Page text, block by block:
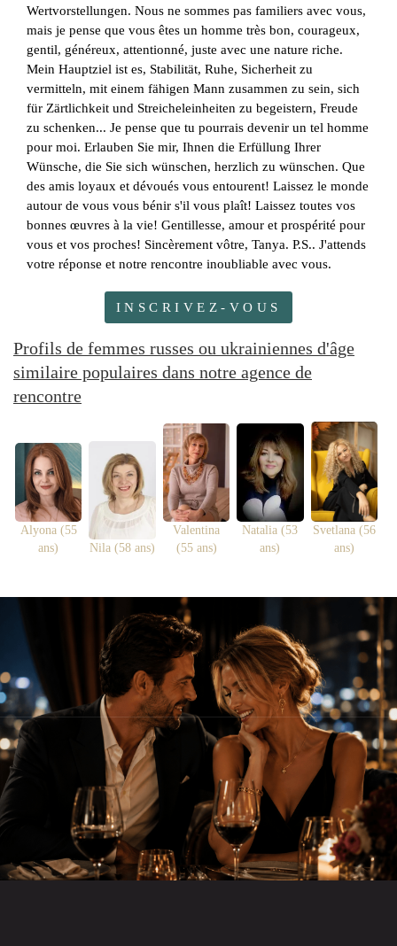
Wertvorstellungen. Nous ne sommes pas familiers avec vous,
mais je pense que vous êtes un homme très bon, courageux,
gentil, généreux, attentionné, juste avec une nature riche.
Mein Hauptziel ist es, Stabilität, Ruhe, Sicherheit zu
vermitteln, mit einem fähigen Mann zusammen zu sein, sich
für Zärtlichkeit und Streicheleinheiten zu begeistern, Freude
zu schenken... Je pense que tu pourrais devenir un tel homme
pour moi. Erlauben Sie mir, Ihnen die Erfüllung Ihrer
Wünsche, die Sie sich wünschen, herzlich zu wünschen. Que
des amis loyaux et dévoués vous entourent! Laissez le monde
autour de vous vous bénir s'il vous plaît! Laissez toutes vos
bonnes œuvres à la vie! Gentillesse, amour et prospérité pour
vous et vos proches! Sincèrement vôtre, Tanya. P.S.. J'attends
votre réponse et notre rencontre inoubliable avec vous.
INSCRIVEZ-VOUS
Profils de femmes russes ou ukrainiennes d'âge
similaire populaires dans notre agence de
rencontre
Alyona (55
ans)
Nila (58 ans)
Valentina
(55 ans)
Natalia (53
ans)
Svetlana (56
ans)